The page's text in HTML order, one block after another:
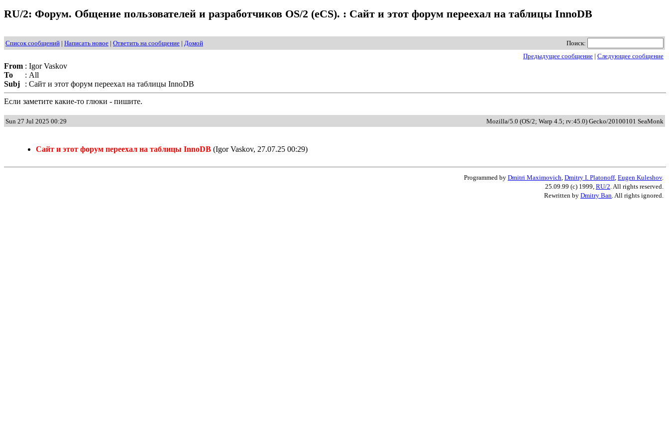
RU/2: Форум. Общение пользователей и разработчиков OS/2 (eCS). : Сайт и этот форум переехал на таблицы InnoDB
Список сообщений | Написать новое | Ответить на сообщение | Домой
Поиск:
Предыдущее сообщение | Следующее сообщение
From : Igor Vaskov
To
: All
Subj
: Сайт и этот форум переехал на таблицы InnoDB
Если заметите какие-то глюки - пишите.
Sun 27 Jul 2025 00:29 Mozilla/5.0 (OS/2; Warp 4.5; rv:45.0) Gecko/20100101 SeaMonk
Сайт и этот форум переехал на таблицы InnoDB (Igor Vaskov, 27.07.25 00:29)
Programmed by Dmitri Maximovich, Dmitry I. Platonoff, Eugen Kuleshov.
25.09.99 (c) 1999, RU/2. All rights reserved.
Rewritten by Dmitry Ban. All rights ignored.